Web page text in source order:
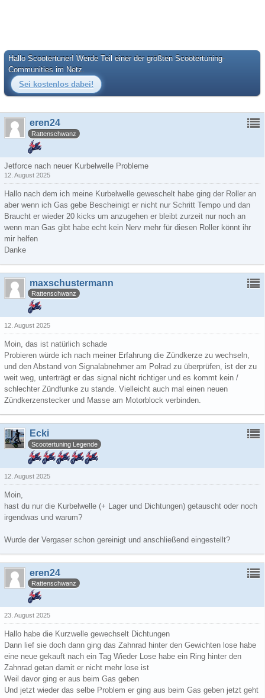
Hallo Scootertuner! Werde Teil einer der größten Scootertuning-
Communities im Netz.
Sei kostenlos dabei!
eren24
Rattenschwanz
Jetforce nach neuer Kurbelwelle Probleme
12. August 2025
Hallo nach dem ich meine Kurbelwelle geweschelt habe ging der Roller an
aber wenn ich Gas gebe Bescheinigt er nicht nur Schritt Tempo und dan
Braucht er wieder 20 kicks um anzugehen er bleibt zurzeit nur noch an
wenn man Gas gibt habe echt kein Nerv mehr für diesen Roller könnt ihr
mir helfen
Danke
maxschustermann
Rattenschwanz
12. August 2025
Moin, das ist natürlich schade
Probieren würde ich nach meiner Erfahrung die Zündkerze zu wechseln,
und den Abstand von Signalabnehmer am Polrad zu überprüfen, ist der zu
weit weg, unterträgt er das signal nicht richtiger und es kommt kein /
schlechter Zündfunke zu stande. Vielleicht auch mal einen neuen
Zündkerzenstecker und Masse am Motorblock verbinden.
Ecki
Scootertuning Legende
12. August 2025
Moin,
hast du nur die Kurbelwelle (+ Lager und Dichtungen) getauscht oder noch
irgendwas und warum?
Wurde der Vergaser schon gereinigt und anschließend eingestellt?
eren24
Rattenschwanz
23. August 2025
Hallo habe die Kurzwelle gewechselt Dichtungen
Dann lief sie doch dann ging das Zahnrad hinter den Gewichten lose habe
eine neue gekauft nach ein Tag Wieder Lose habe ein Ring hinter den
Zahnrad getan damit er nicht mehr lose ist
Weil davor ging er aus beim Gas geben
Und jetzt wieder das selbe Problem er ging aus beim Gas geben jetzt geht